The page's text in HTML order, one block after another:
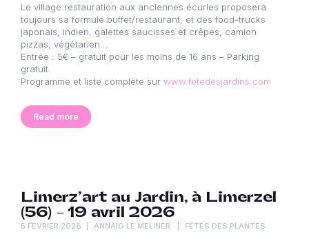
Le village restauration aux anciennes écuries proposera
toujours sa formule buffet/restaurant, et des food-trucks
japonais, indien, galettes saucisses et crêpes, camion
pizzas, végétarien…
Entrée : 5€ – gratuit pour les moins de 16 ans – Parking
gratuit.
Programme et liste complète sur www.fetedesjardins.com
Read more
Limerz’art au Jardin, à Limerzel
(56) – 19 avril 2026
5 FÉVRIER 2026 ANNAÏG LE MELINER FÊTES DES PLANTES